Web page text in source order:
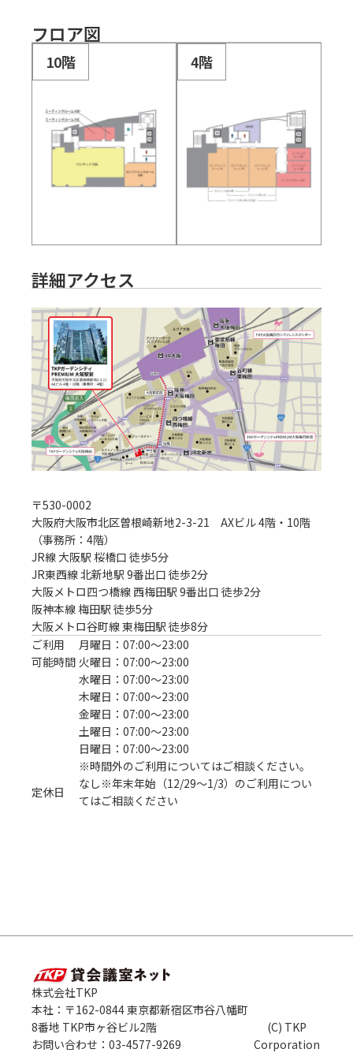
フロア図
10階 4階
詳細アクセス
〒530-0002
大阪府大阪市北区曽根崎新地2-3-21 AXビル 4階・10階
（事務所：4階）
JR線 大阪駅 桜橋口 徒歩5分
JR東西線 北新地駅 9番出口 徒歩2分
大阪メトロ四つ橋線 西梅田駅 9番出口 徒歩2分
阪神本線 梅田駅 徒歩5分
大阪メトロ谷町線 東梅田駅 徒歩8分
ご利用
可能時間
月曜日：07:00〜23:00
火曜日：07:00〜23:00
水曜日：07:00〜23:00
木曜日：07:00〜23:00
金曜日：07:00〜23:00
土曜日：07:00〜23:00
日曜日：07:00〜23:00
※時間外のご利用についてはご相談ください。
定休日
なし※年末年始（12/29～1/3）のご利用につい
てはご相談ください
株式会社TKP
本社：〒162-0844 東京都新宿区市谷八幡町
8番地 TKP市ヶ谷ビル2階
お問い合わせ：03-4577-9269
(C) TKP
Corporation